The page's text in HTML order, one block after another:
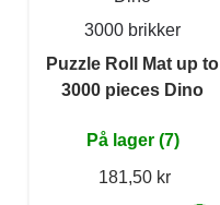
3000 brikker
Puzzle Roll Mat up to
3000 pieces Dino
På lager (7)
181,50 kr